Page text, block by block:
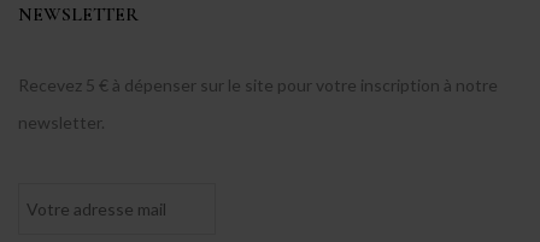
NEWSLETTER
Recevez 5 € à dépenser sur le site pour votre inscription à notre
newsletter.